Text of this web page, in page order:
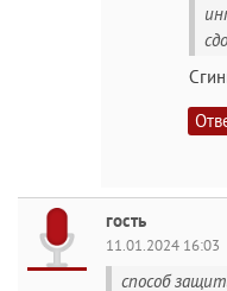
гость
11.01.2024 16:03
способ